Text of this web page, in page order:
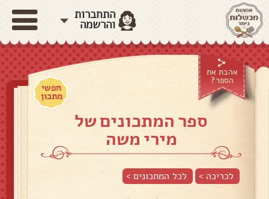
התחברות
והרשמה
אהבת את
הספר?
חפשי
מתכון
ספר המתכונים של
מירי משה
לכריכה > לכל המתכונים >